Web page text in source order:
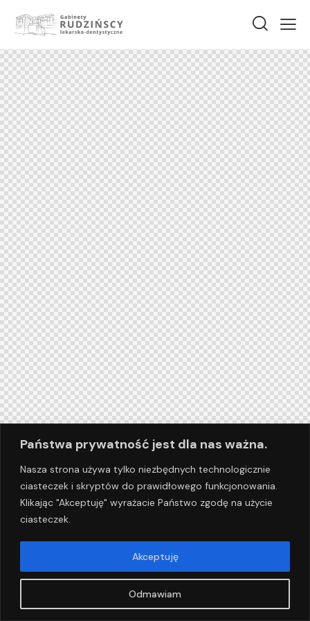
Państwa prywatność jest dla nas ważna.
Nasza strona używa tylko niezbędnych technologicznie
ciasteczek i skryptów do prawidłowego funkcjonowania.
Klikając "Akceptuję" wyrażacie Państwo zgodę na użycie
ciasteczek.
Odmawiam
Akceptuję